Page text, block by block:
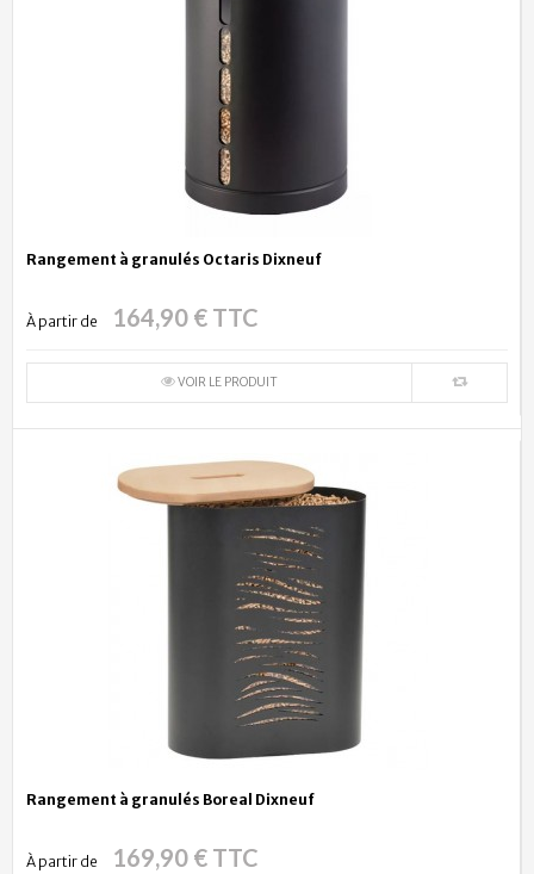
Rangement à granulés Octaris Dixneuf
À partir de 164,90 € TTC
VOIR LE PRODUIT
Rangement à granulés Boreal Dixneuf
À partir de 169,90 € TTC